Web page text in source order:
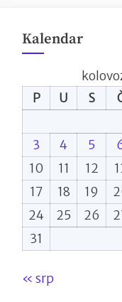
Kalendar
P
U S
3
4 5
10
11 12
17
18 19
24
25 26
31
« srp